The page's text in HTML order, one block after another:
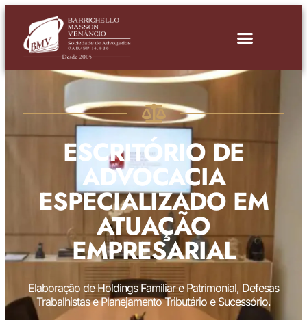
ESCRITÓRIO DE
ADVOCACIA
ESPECIALIZADO EM
ATUAÇÃO
EMPRESARIAL
Elaboração de Holdings Familiar e Patrimonial, Defesas
Trabalhistas e Planejamento Tributário e Sucessório.